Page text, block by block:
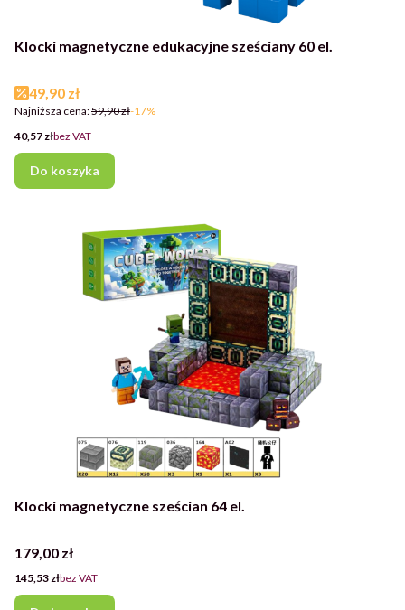
Klocki magnetyczne edukacyjne sześciany 60 el.
Cena promocyjna
49,90 zł
Najniższa cena:59,90 zł-17%
Cena
40,57 złbez VAT
Do koszyka
Klocki magnetyczne sześcian 64 el.
Cena
179,00 zł
Cena
145,53 złbez VAT